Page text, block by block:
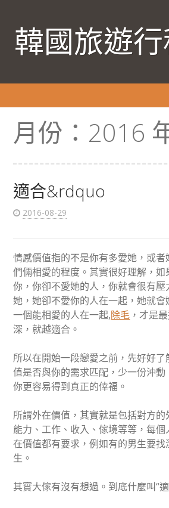
韓國旅遊
月份： 2016
適合&rdquo
2016-08-29
情感價值指的不是你有多愛她，或
們倆相愛的程度。其實很好理解，
你，你卻不愛她的人，你就會很有
她，她卻不愛你的人在一起，她就
一個能相愛的人在一起,除毛 ，才是
深，就越適合。
所以在開始一段戀愛之前，先好好
值是否與你的需求匹配，少一份沖
你更容易得到真正的倖福。
所謂外在價值，其實就是包括對方的
能力、工作、收入、傢境等等，每
在價值都有要求，例如有的男生要
生。
其實大傢有沒有想過。到底什麼叫“適